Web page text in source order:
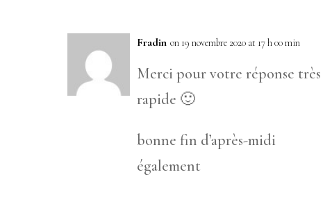
Fradin on 19 novembre 2020 at 17 h 00 min
Merci pour votre réponse très
rapide 🙂
bonne fin d’après-midi
également